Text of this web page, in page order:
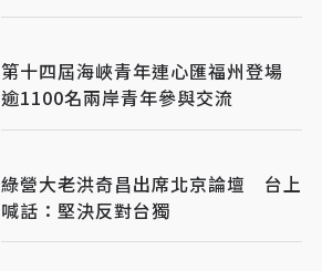
第十四屆海峽青年連心匯福州登場
逾1100名兩岸青年參與交流
綠營大老洪奇昌出席北京論壇 台上
喊話：堅決反對台獨